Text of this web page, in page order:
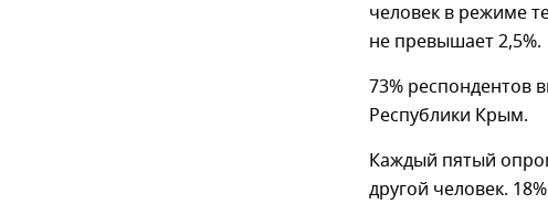
человек в режиме
не превышает 2,5%.
73% респондентов
Республики Крым.
Каждый пятый
другой человек.